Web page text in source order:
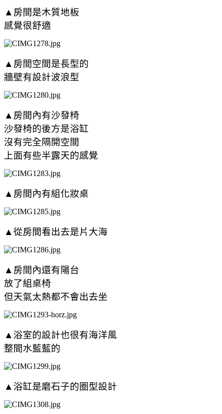
▲房間是木質地板
感覺很舒適
▲房間空間是長型的
牆壁有設計波浪型
▲房間內有沙發椅
沙發椅的後方是浴缸
沒有完全隔開空間
上面有些半露天的感覺
▲ 房間內有組化妝桌
▲從房間看出去是片大海
▲房間內還有陽台
放了組桌椅
但天氣太熱都不會出去坐
▲浴室的設計也很有海洋風
整間水藍藍的
▲浴缸是磨石子的圈型設計